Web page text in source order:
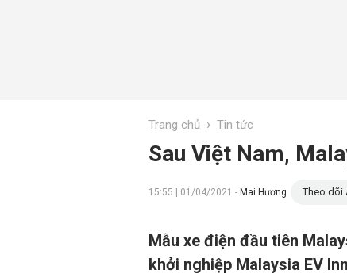
Trang chủ › Tin tức
Sau Việt Nam,
15:55 | 01/04/2021 - Mai Hương Theo dõi
Mẫu xe điện đầu tiên
khởi nghiệp Malaysia EV